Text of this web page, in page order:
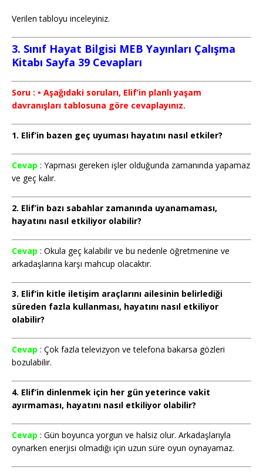
Verilen tabloyu inceleyiniz.
3. Sınıf Hayat Bilgisi MEB Yayınları Çalışma
Kitabı Sayfa 39 Cevapları
Soru : • Aşağıdaki soruları, Elif’in planlı yaşam
davranışları tablosuna göre cevaplayınız.
1. Elif’in bazen geç uyuması hayatını nasıl etkiler?
Cevap : Yapması gereken işler olduğunda zamanında yapamaz
ve geç kalır.
2. Elif’in bazı sabahlar zamanında uyanamaması,
hayatını nasıl etkiliyor olabilir?
Cevap : Okula geç kalabilir ve bu nedenle öğretmenine ve
arkadaşlarına karşı mahcup olacaktır.
3. Elif’in kitle iletişim araçlarını ailesinin belirlediği
süreden fazla kullanması, hayatını nasıl etkiliyor
olabilir?
Cevap : Çok fazla televizyon ve telefona bakarsa gözleri
bozulabilir.
4. Elif’in dinlenmek için her gün yeterince vakit
ayırmaması, hayatını nasıl etkiliyor olabilir?
Cevap : Gün boyunca yorgun ve halsiz olur. Arkadaşlarıyla
oynarken enerjisi olmadığı için uzun süre oyun oynayamaz.